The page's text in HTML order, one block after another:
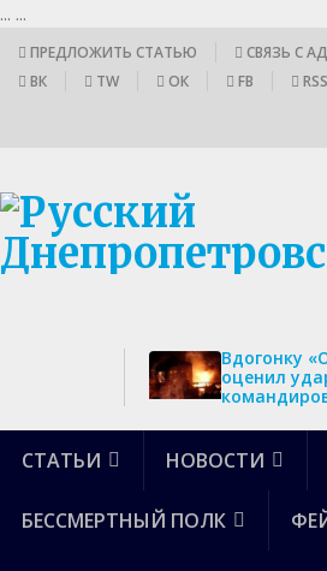
... ...
ПРЕДЛОЖИТЬ СТАТЬЮ СВЯЗЬ С
ВК
TW ОК FB RSS
Вдогонку
оценил
СТАТЬИ НОВОСТИ
БЕССМЕРТНЫЙ ПОЛК